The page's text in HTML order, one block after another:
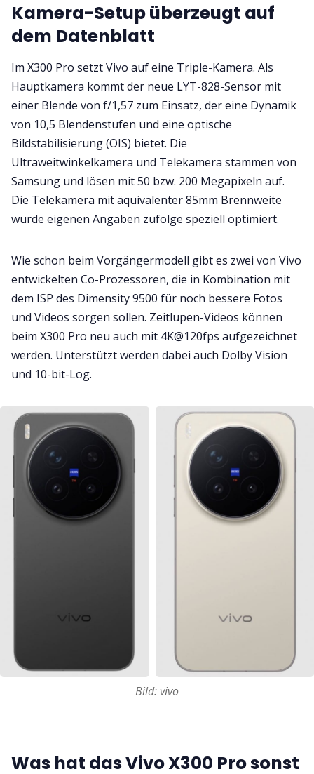
Kamera-Setup überzeugt auf
dem Datenblatt
Im X300 Pro setzt Vivo auf eine Triple-Kamera. Als
Hauptkamera kommt der neue LYT-828-Sensor mit
einer Blende von f/1,57 zum Einsatz, der eine Dynamik
von 10,5 Blendenstufen und eine optische
Bildstabilisierung (OIS) bietet. Die
Ultraweitwinkelkamera und Telekamera stammen von
Samsung und lösen mit 50 bzw. 200 Megapixeln auf.
Die Telekamera mit äquivalenter 85mm Brennweite
wurde eigenen Angaben zufolge speziell optimiert.
Wie schon beim Vorgängermodell gibt es zwei von Vivo
entwickelten Co-Prozessoren, die in Kombination mit
dem ISP des Dimensity 9500 für noch bessere Fotos
und Videos sorgen sollen. Zeitlupen-Videos können
beim X300 Pro neu auch mit 4K@120fps aufgezeichnet
werden. Unterstützt werden dabei auch Dolby Vision
und 10-bit-Log.
Bild: vivo
Was hat das Vivo X300 Pro sonst